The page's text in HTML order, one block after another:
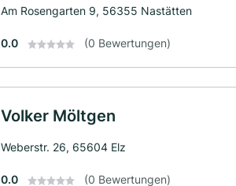
Am Rosengarten 9, 56355 Nastätten
0.0 (0 Bewertungen)
Volker Möltgen
Weberstr. 26, 65604 Elz
0.0 (0 Bewertungen)